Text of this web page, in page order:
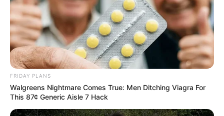
FRIDAY PLANS
Walgreens Nightmare Comes True: Men Ditching Viagra For
This 87¢ Generic Aisle 7 Hack